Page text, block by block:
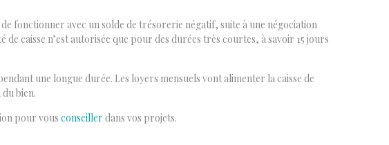
fonctionner avec un solde de trésorerie négatif, suite à une négociation
caisse n’est autorisée que pour des durées très courtes, à savoir 15 jours
une longue durée. Les loyers mensuels vont alimenter la caisse de
bien.
pour vousconseiller dans vos projets.